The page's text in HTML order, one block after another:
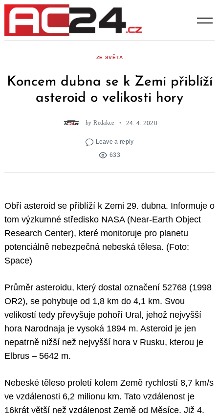
Skip
content
ZE SVĚTA
Koncem dubna se k Zemi přiblíží
asteroid o velikosti hory
by Redakce 24. 4. 2020
Leave a reply
633
Obří asteroid se přiblíží k Zemi 29. dubna. Informuje o
tom výzkumné středisko NASA (Near-Earth Object
Research Center), které monitoruje pro planetu
potenciálně nebezpečná nebeská tělesa. (Foto:
Space)
Průměr asteroidu, který dostal označení 52768 (1998
OR2), se pohybuje od 1,8 km do 4,1 km. Svou
velikostí tedy převyšuje pohoří Ural, jehož nejvyšší
hora Narodnaja je vysoká 1894 m. Asteroid je jen
nepatrně nižší než nejvyšší hora v Rusku, kterou je
Elbrus – 5642 m.
Nebeské těleso proletí kolem Země rychlostí 8,7 km/s
ve vzdálenosti 6,2 milionu km. Tato vzdálenost je
16krát větší než vzdálenost Země od Měsíce. Již 4.